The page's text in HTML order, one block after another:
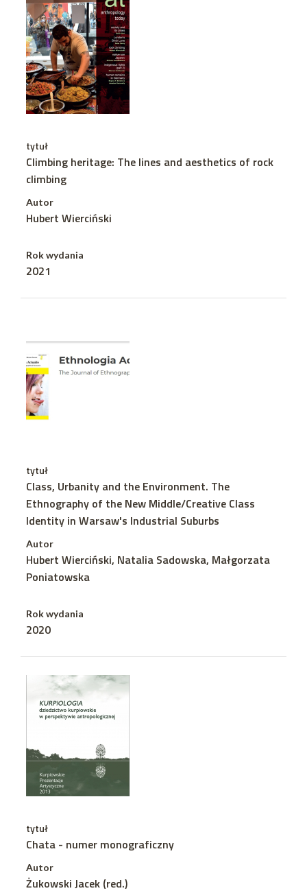
tytuł
Climbing heritage: The lines and aesthetics of rock
climbing
Autor
Hubert Wierciński
Rok wydania
2021
tytuł
Class, Urbanity and the Environment. The
Ethnography of the New Middle/Creative Class
Identity in Warsaw's Industrial Suburbs
Autor
Hubert Wierciński, Natalia Sadowska, Małgorzata
Poniatowska
Rok wydania
2020
tytuł
Chata - numer monograficzny
Autor
Żukowski Jacek (red.)